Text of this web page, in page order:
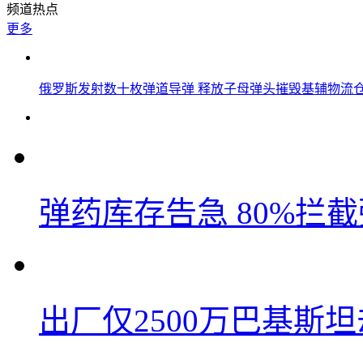
频道热点
更多
俄罗斯发射数十枚弹道导弹 释放子母弹头摧毁基辅物流
弹药库存告急 80%拦
出厂仅2500万巴基斯